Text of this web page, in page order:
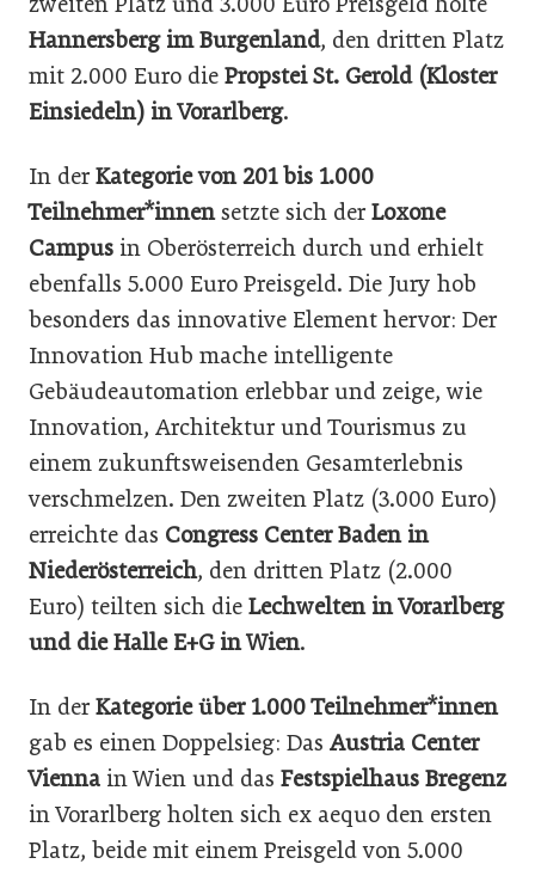
Hannersberg im Burgenland, den dritten Platz
mit 2.000 Euro die Propstei St. Gerold (Kloster
Einsiedeln) in Vorarlberg.
In der Kategorie von 201 bis 1.000
Teilnehmer*innensetzte sich der Loxone
Campus in Oberösterreich durch und erhielt
ebenfalls 5.000 Euro Preisgeld. Die Jury hob
besonders das innovative Element hervor: Der
Innovation Hub mache intelligente
Gebäudeautomation erlebbar und zeige, wie
Innovation, Architektur und Tourismus zu
einem zukunftsweisenden Gesamterlebnis
verschmelzen. Den zweiten Platz (3.000 Euro)
erreichte das Congress Center Baden in
Niederösterreich, den dritten Platz (2.000
Euro) teilten sich die Lechwelten in Vorarlberg
und die Halle E+G in Wien.
In der Kategorie über 1.000 Teilnehmer*innen
gab es einen Doppelsieg: Das Austria Center
Vienna in Wien und das Festspielhaus Bregenz
in Vorarlberg holten sich ex aequo den ersten
Platz, beide mit einem Preisgeld von 5.000